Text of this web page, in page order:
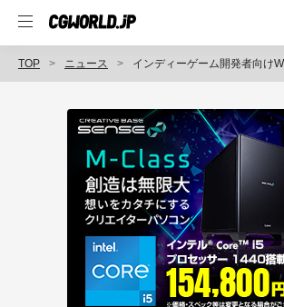
TOP ニュース インディーゲーム開発者向けWebサイト「IndieGamesJp.dev」、資金提供プロ